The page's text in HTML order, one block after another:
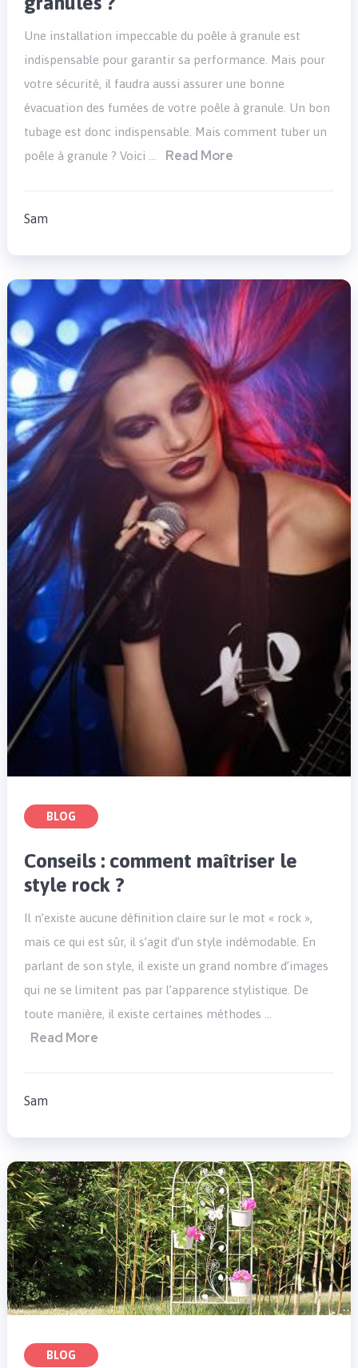
Une installation impeccable du poêle à granule est
indispensable pour garantir sa performance. Mais pour
votre sécurité, il faudra aussi assurer une bonne
évacuation des fumées de votre poêle à granule. Un bon
tubage est donc indispensable. Mais comment tuber un
poêle à granule ? Voici …
Read More
Sam
BLOG
Conseils : comment maîtriser le
style rock ?
Il n’existe aucune définition claire sur le mot « rock »,
mais ce qui est sûr, il s’agit d’un style indémodable. En
parlant de son style, il existe un grand nombre d’images
qui ne se limitent pas par l’apparence stylistique. De
toute manière, il existe certaines méthodes …
Read More
Sam
BLOG